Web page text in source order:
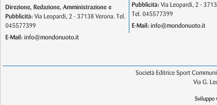
Direzione, Redazione, Amministrazione e
Pubblicità: Via Leopardi, 2 - 37138 Verona. Tel.
045577399
E-Mail: info@mondonuoto.it
Pubblicità: Via Leopardi, 2 -
Tel. 045577399
E-Mail: info@mondonuoto.it
Società Editrice Sport
Via G.
Sviluppo